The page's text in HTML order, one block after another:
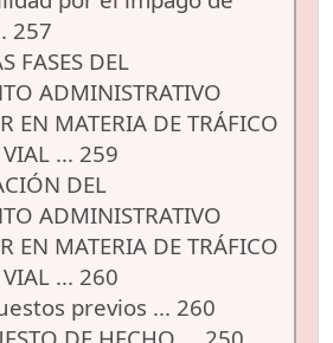
257
FASES DEL
ADMINISTRATIVO
EN MATERIA DE TRÁFICO
... 259
DEL
ADMINISTRATIVO
EN MATERIA DE TRÁFICO
... 260
previos ... 260